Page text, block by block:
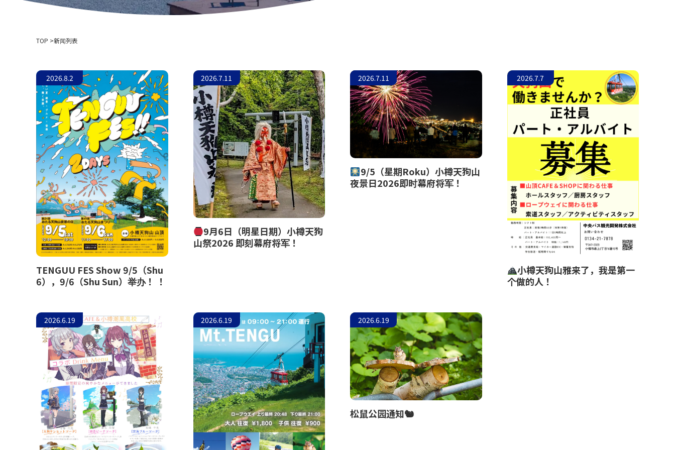
TOP 新闻列表
2026.8.2
TENGUU FES Show 9/5（Shu
6），9/6（Shu Sun）举办！ ！
2026.7.11
9月6日（明星日期）小樽天狗
山祭2026 即刻幕府将军！
2026.7.11
9/5（星期Roku）小樽天狗山
夜景日2026即时幕府将军！
2026.7.7
小樽天狗山雅来了，我是第一
个做的人！
2026.6.19 2026.6.19 2026.6.19
松鼠公园通知🐿